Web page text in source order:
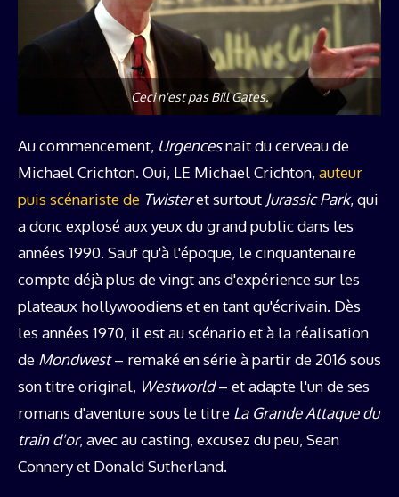
Ceci n'est pas Bill Gates.
Au commencement, Urgencesnait du cerveau de
Michael Crichton. Oui, LE Michael Crichton, auteur
puis scénariste de Twisteret surtout Jurassic Park, qui
a donc explosé aux yeux du grand public dans les
années 1990. Sauf qu'à l'époque, le cinquantenaire
compte déjà plus de vingt ans d'expérience sur les
plateaux hollywoodiens et en tant qu'écrivain. Dès
les années 1970, il est au scénario et à la réalisation
de Mondwest– remaké en série à partir de 2016 sous
son titre original, Westworld– et adapte l'un de ses
romans d'aventure sous le titre La Grande Attaque du
train d'or, avec au casting, excusez du peu, Sean
Connery et Donald Sutherland.